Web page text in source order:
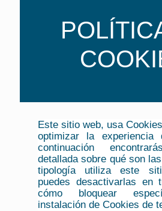
Este sitio web, usa
optimizar la experiencia
continuación
detallada sobre qué son
tipología utiliza este
puedes desactivarlas en
cómo bloquear
instalación de Cookies de